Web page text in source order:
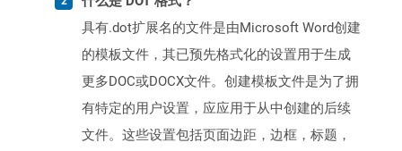
具有.dot扩展名的文件是由Microsoft Word创建
的模板文件，其已预先格式化的设置用于生成
更多DOC或DOCX文件。创建模板文件是为了拥
有特定的用户设置，应应用于从中创建的后续
文件。这些设置包括页面边距，边框，标题，